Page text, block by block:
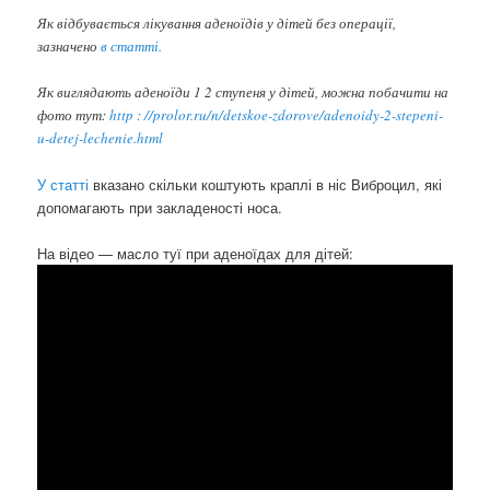
Як відбувається лікування аденоїдів у дітей без операції,
зазначенов статті.
Як виглядають аденоїди 1 2 ступеня у дітей, можна побачити на
фото тут:http : //prolor.ru/n/detskoe-zdorove/adenoidy-2-stepeni-
u-detej-lechenie.html
У статті вказано скільки коштують краплі в ніс Виброцил, які
допомагають при закладеності носа.
На відео — масло туї при аденоїдах для дітей: